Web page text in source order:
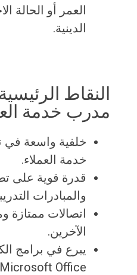
العمر أو الحالة
الدينية.
النقاط
مدرب خدمة
خلفية واسعة في
خدمة العملاء.
قدرة قوية على
والمبادرات
اتصالات ممتازة
الآخرين.
يبرع في برامج
Microsoft Office.